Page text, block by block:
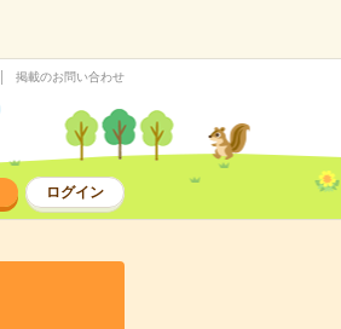
掲載のお問い合わせ
ログイン